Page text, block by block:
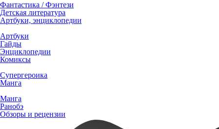
Фантастика / Фэнтези
Детская литература
Артбуки, энциклопедии
Артбуки
Гайды
Энциклопедии
Комиксы
Супергероика
Манга
Манга
Ранобэ
Обзоры и рецензии